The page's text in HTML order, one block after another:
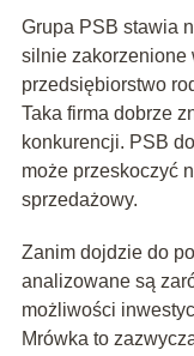
Grupa PSB stawia
silnie zakorzenione
przedsiębiorstwo
Taka firma dobrze
konkurencji. PSB
może przeskoczyć
sprzedażowy.
Zanim dojdzie do
analizowane są
możliwości
Mrówka to